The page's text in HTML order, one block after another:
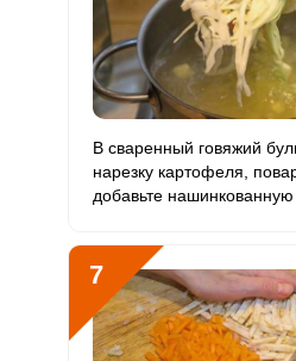
В сваренный говяжий
нарезку картофеля,
добавьте нашинкованную
7